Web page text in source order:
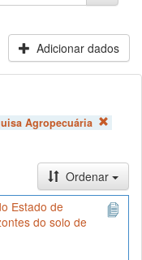
Adicionar dados
Agropecuária
Ordenar
Estado de
do solo de